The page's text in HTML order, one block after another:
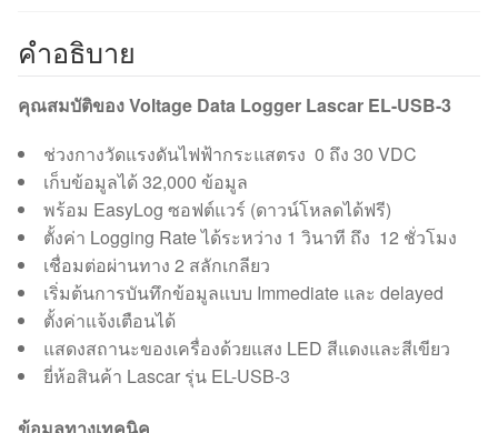
คำอธิบาย
คุณสมบัติของ Voltage Data Logger Lascar EL-USB-3
ช่วงกางวัดแรงดันไฟฟ้ากระแสตรง 0 ถึง 30 VDC
เก็บข้อมูลได้ 32,000 ข้อมูล
พร้อม EasyLog ซอฟต์แวร์ (ดาวน์โหลดได้ฟรี)
ตั้งค่า Logging Rate ได้ระหว่าง 1 วินาที ถึง 12 ชั่วโมง
เชื่อมต่อผ่านทาง 2 สลักเกลียว
เริ่มต้นการบันทึกข้อมูลแบบ Immediate และ delayed
ตั้งค่าแจ้งเตือนได้
แสดงสถานะของเครื่องด้วยแสง LED สีแดงและสีเขียว
ยี่ห้อสินค้า Lascar รุ่น EL-USB-3